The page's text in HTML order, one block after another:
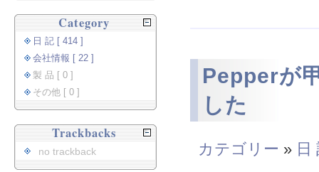
Pepperが
した
カテゴリー » 日
Category
日 記 [ 414 ]
会社情報 [ 22 ]
製 品 [ 0 ]
その他 [ 0 ]
Trackbacks
no trackback